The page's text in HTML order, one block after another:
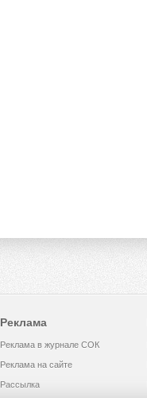
Реклама
Реклама в журнале СОК
Реклама на сайте
Рассылка